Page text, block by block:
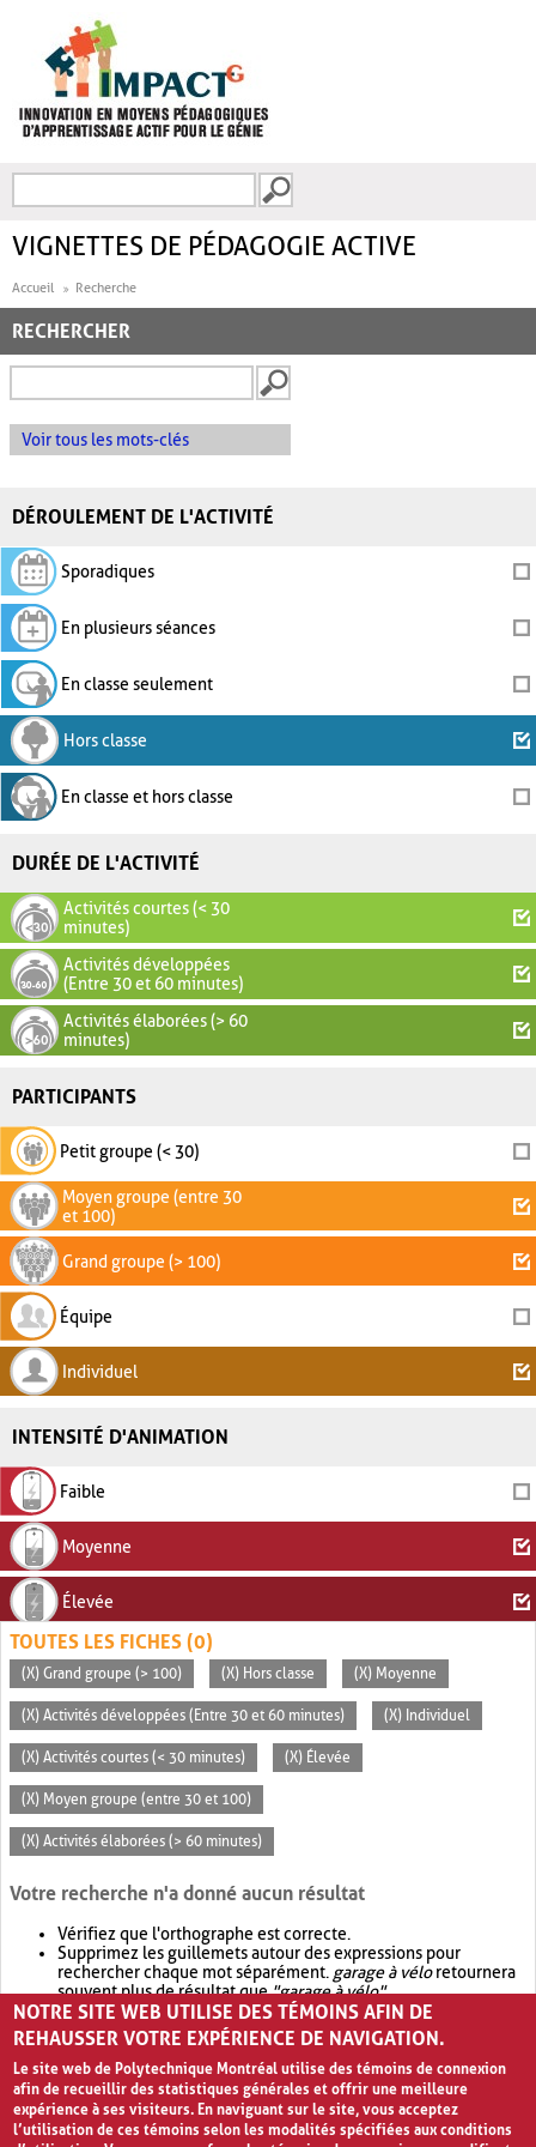
FORMULAIRE DE
VIGNETTES DE PÉDAGOGIE ACTIVE
Accueil Recherche
RECHERCHER
Voir tous les mots-clés
DÉROULEMENT DE L'ACTIVITÉ
Sporadiques
En plusieurs séances
En classe seulement
Hors classe
En classe et hors classe
DURÉE DE L'ACTIVITÉ
Activités courtes (< 30
minutes)
Activités développées
(Entre 30 et 60 minutes)
Activités élaborées (> 60
minutes)
PARTICIPANTS
Petit groupe (< 30)
Moyen groupe (entre 30
et 100)
Grand groupe (> 100)
Équipe
Individuel
INTENSITÉ D'ANIMATION
Faible
Moyenne
Élevée
TOUTES LES FICHES (0)
(X) Grand groupe (> 100) (X) Hors classe (X) Moyenne
(X) Activités développées (Entre 30 et 60 minutes) (X) Individuel
(X) Activités courtes (< 30 minutes) (X) Élevée
(X) Moyen groupe (entre 30 et 100)
(X) Activités élaborées (> 60 minutes)
Votre recherche n'a donné aucun résultat
Vérifiez que l'orthographe est correcte.
Supprimez les guillemets autour des expressions pour
rechercher chaque mot séparément. garage à véloretournera
souvent plus de résultat que"garage à vélo".
Envisagez d'élargir votre recherche avec OR.garage OR vélo
retournera souvent plus de résultat quegarage à vélo
NOTRE SITE WEB UTILISE DES TÉMOINS AFIN DE
REHAUSSER VOTRE EXPÉRIENCE DE NAVIGATION.
Le site web de Polytechnique Montréal utilise des témoins de connexion
afin de recueillir des statistiques générales et offrir une meilleure
expérience à ses visiteurs. En naviguant sur le site, vous acceptez
l’utilisation de ces témoins selon les modalités spécifiées aux conditions